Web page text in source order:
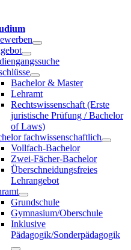
Bachelor & Master
Lehramt
Rechtswissenschaft (Erste
juristische Prüfung / Bachelor
of Laws)
fachwissenschaftlich
Vollfach-Bachelor
Zwei-Fächer-Bachelor
Überschneidungsfreies
Lehrangebot
Grundschule
Gymnasium/Oberschule
Inklusive
Pädagogik/Sonderpädagogik